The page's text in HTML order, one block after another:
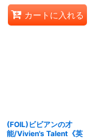
カートに入れる
(FOIL)ビビアンの才
能/Vivien's Talent《英